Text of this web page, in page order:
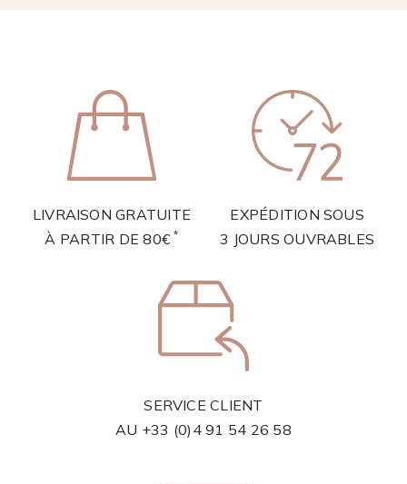
LIVRAISON GRATUITE
À PARTIR DE 80€*
EXPÉDITION SOUS
3 JOURS OUVRABLES
SERVICE CLIENT
AU +33 (0)4 91 54 26 58